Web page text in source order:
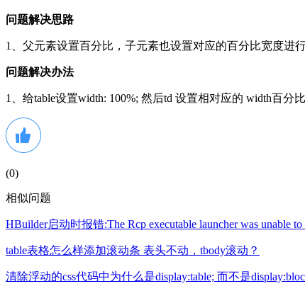
问题解决思路
1、父元素设置百分比，子元素也设置对应的百分比宽度进
问题解决办法
1、给table设置width: 100%; 然后td 设置相对应的 width百分比
(0)
相似问题
HBuilder启动时报错:The Rcp executable launcher was unable
table表格怎么样添加滚动条 表头不动，tbody滚动？
清除浮动的css代码中为什么是display:table; 而不是